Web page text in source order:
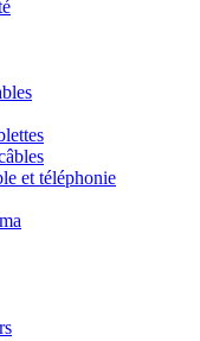
et téléphonie